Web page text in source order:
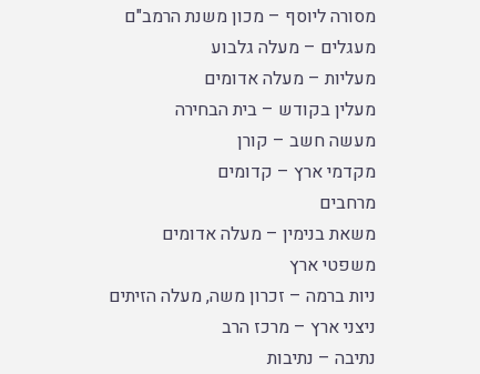
מסורה ליוסף – מכון משנת הרמב"ם
מעגלים – מעלה גלבוע
מעליות – מעלה אדומים
מעלין בקודש – בית הבחירה
מעשה חשב – קורן
מקדמי ארץ – קדומים
מרחבים
משאת בנימין – מעלה אדומים
משפטי ארץ
ניות ברמה – זכרון משה, מעלה הזיתים
ניצני ארץ – מרכז הרב
נתיבה – נתיבות